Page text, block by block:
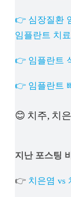
👉 심장질환
임플란트 치
👉 임플란트
👉 임플란트
😊 치주, 치
지난 포스팅
👉 치은염 vs